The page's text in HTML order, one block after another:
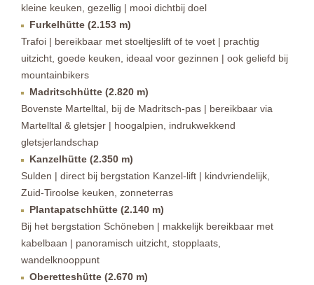
kleine keuken, gezellig | mooi dichtbij doel
Furkelhütte (2.153 m)
Trafoi | bereikbaar met stoeltjeslift of te voet | prachtig
uitzicht, goede keuken, ideaal voor gezinnen | ook geliefd bij
mountainbikers
Madritschhütte (2.820 m)
Bovenste Martelltal, bij de Madritsch-pas | bereikbaar via
Martelltal & gletsjer | hoogalpien, indrukwekkend
gletsjerlandschap
Kanzelhütte (2.350 m)
Sulden | direct bij bergstation Kanzel-lift | kindvriendelijk,
Zuid-Tiroolse keuken, zonneterras
Plantapatschhütte (2.140 m)
Bij het bergstation Schöneben | makkelijk bereikbaar met
kabelbaan | panoramisch uitzicht, stopplaats,
wandelknooppunt
Oberetteshütte (2.670 m)